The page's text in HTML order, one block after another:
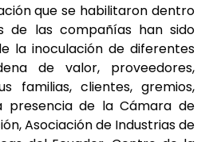
que se habilitaron dentro
de las compañías han sido
la inoculación de diferentes
de valor, proveedores,
familias, clientes, gremios,
presencia de la Cámara de
Asociación de Industrias de